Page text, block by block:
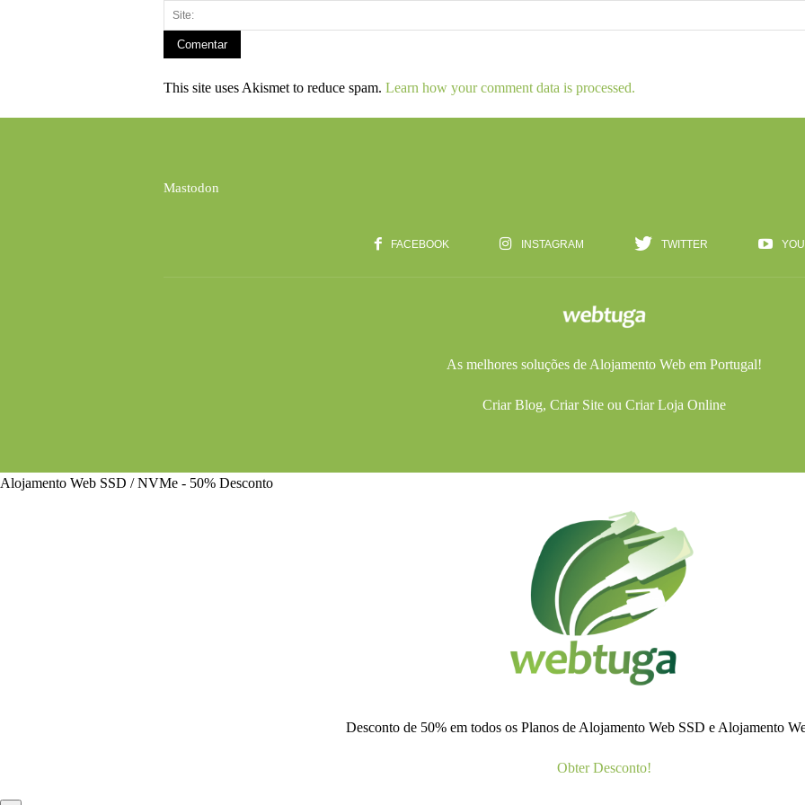
This site uses Akismet to reduce spam. Learn how your comment data is processed.
Mastodon
FACEBOOK INSTAGRAM TWITTER
As melhores soluções de Alojamento Webem Portugal!
Criar Blog, Criar Siteou Criar Loja Online
Alojamento Web SSD / NVMe - 50% Desconto
Desconto de 50% em todos os Planos de Alojamento Web SSD e Alojamento
Obter Desconto!